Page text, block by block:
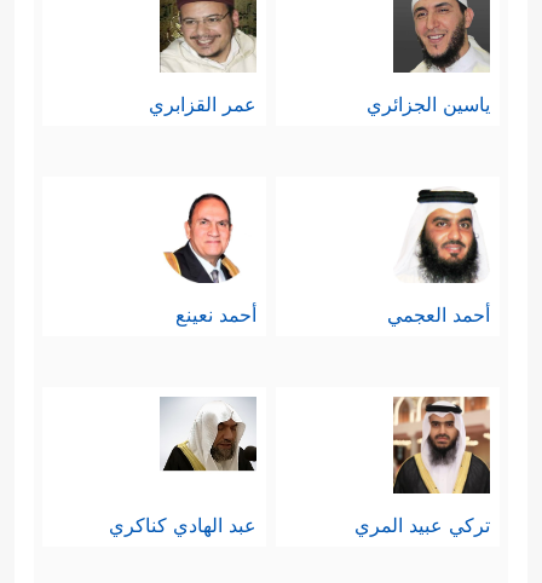
ياسين الجزائري عمر القزابري
أحمد العجمي أحمد نعينع
تركي عبيد المري عبد الهادي كناكري